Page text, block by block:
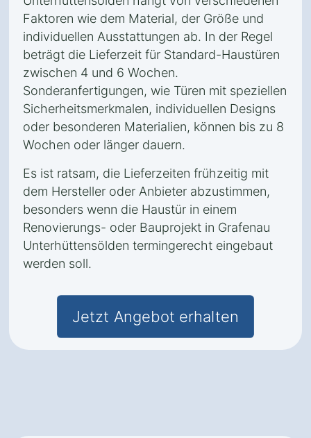
Faktoren wie dem Material, der Größe und
individuellen Ausstattungen ab. In der Regel
beträgt die Lieferzeit für Standard-Haustüren
zwischen 4 und 6 Wochen.
Sonderanfertigungen, wie Türen mit speziellen
Sicherheitsmerkmalen, individuellen Designs
oder besonderen Materialien, können bis zu 8
Wochen oder länger dauern.
Es ist ratsam, die Lieferzeiten frühzeitig mit
dem Hersteller oder Anbieter abzustimmen,
besonders wenn die Haustür in einem
Renovierungs- oder Bauprojekt in Grafenau
Unterhüttensölden termingerecht eingebaut
werden soll.
Jetzt Angebot erhalten